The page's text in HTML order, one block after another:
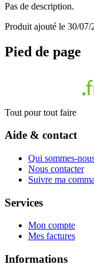
Pas de description.
Produit ajouté le 30/07/
Pied de page
Tout pour tout faire
Aide & contact
Qui sommes-
Nous contacter
Suivre ma
Services
Mon compte
Mes factures
Informations